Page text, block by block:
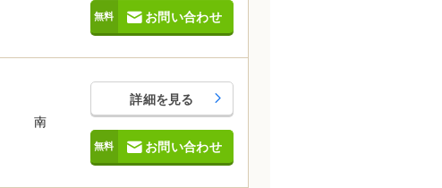
お問い合わせ
南
詳細を見る
お問い合わせ